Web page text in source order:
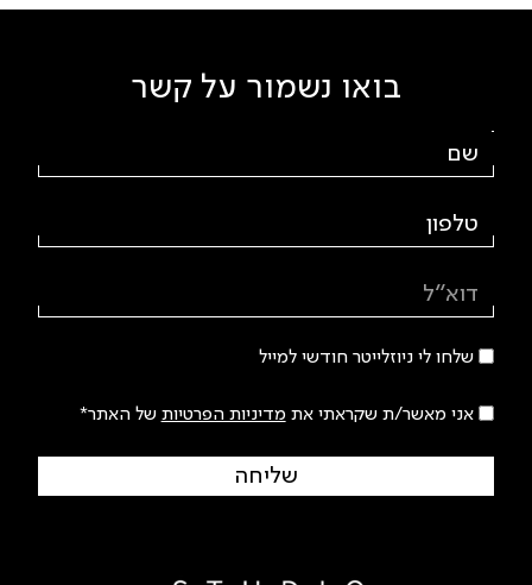
בואו נשמור על קשר
שלחו לי ניוזלייטר חודשי למייל
אני מאשר/ת שקראתי את מדיניות הפרטיות של האתר*
שליחה